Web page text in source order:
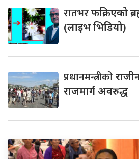
रातभरफक्रिएको
(लाइभ भिडियो)
प्रधानमन्त्रीको
राजमार्ग अवरुद्ध